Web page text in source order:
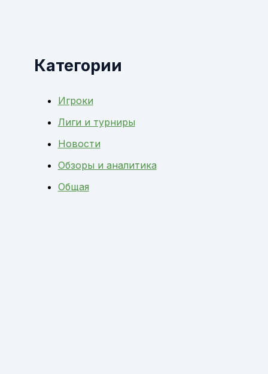
Категории
Игроки
Лиги и турниры
Новости
Обзоры и аналитика
Общая